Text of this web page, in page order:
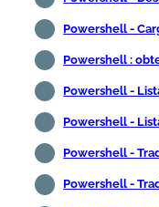
Powershell -
Powershell :
Powershell -
Powershell -
Powershell -
Powershell -